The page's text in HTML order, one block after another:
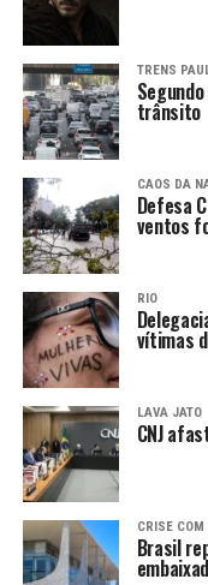
TRENS
trânsito
CAOS DA
Defesa
ventos
RIO
vítimas
LAVA JATO
CNJ
CRISE COM
Brasil